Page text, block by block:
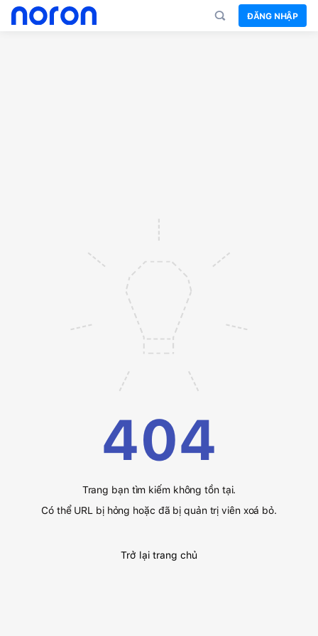
ĐĂNG NHẬP
404
Trang bạn tìm kiếm không tồn tại.
Có thể URL bị hỏng hoặc đã bị quản trị viên xoá bỏ.
Trở lại trang chủ